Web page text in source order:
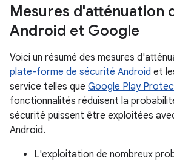
Mesures d'atténuation
Android et Google
Voici un résumé des mesures
plate-forme de sécurité Android et
service telles que Google Play
fonctionnalités réduisent la
sécurité puissent être exploitées
Android.
L'exploitation de nombreux